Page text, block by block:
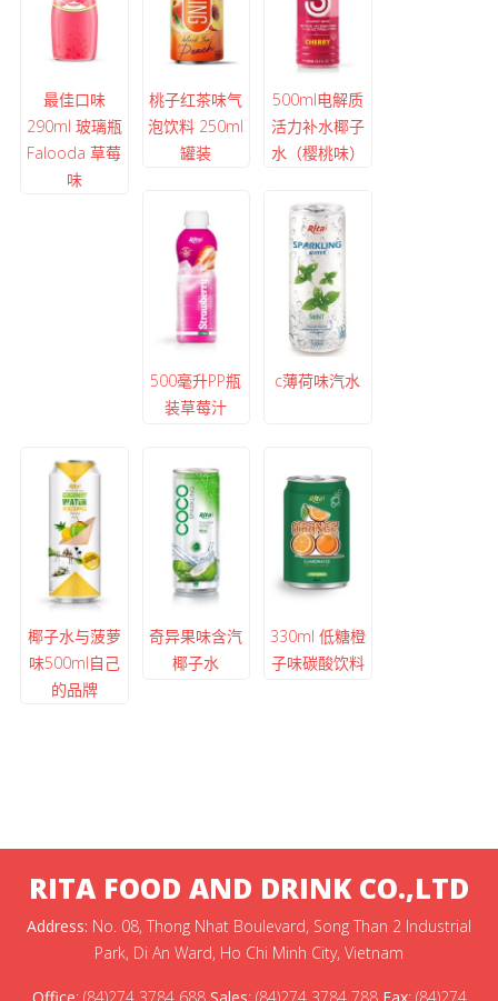
最佳口味
290ml 玻璃瓶
Falooda 草莓
味
桃子红茶味气
泡饮料 250ml
罐装
500ml电解质
活力补水椰子
水（樱桃味）
500毫升PP瓶
装草莓汁
c薄荷味汽水
椰子水与菠萝
味500ml自己
的品牌
奇异果味含汽
椰子水
330ml 低糖橙
子味碳酸饮料
RITA FOOD AND DRINK CO.,LTD
Address: No. 08, Thong Nhat Boulevard, Song Than 2 Industrial
Park, Di An Ward, Ho Chi Minh City, Vietnam